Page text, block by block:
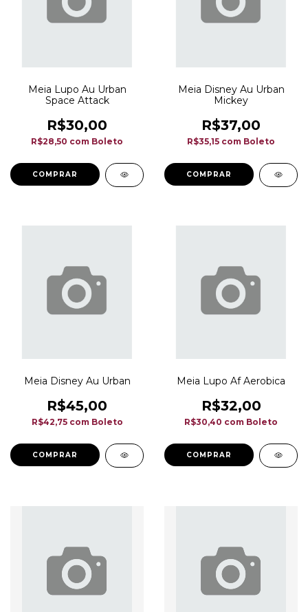
Meia Lupo Au Urban
Space Attack
R$30,00
R$28,50 com Boleto
COMPRAR
Meia Disney Au Urban
Mickey
R$37,00
R$35,15 com Boleto
COMPRAR
Meia Disney Au Urban
R$45,00
R$42,75 com Boleto
COMPRAR
Meia Lupo Af Aerobica
R$32,00
R$30,40 com Boleto
COMPRAR